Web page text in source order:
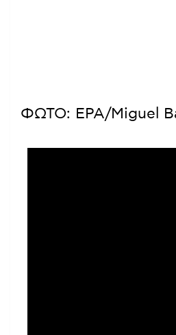
ΦΩΤΟ: EPA/Miguel